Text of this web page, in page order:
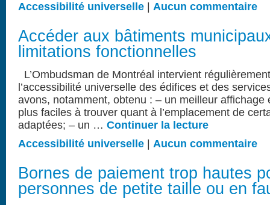
Accessibilité universelle
Aucun commentaire
Accéder aux bâtiments
limitations fonctionnelles
L’Ombudsman de Montréal intervient
l’accessibilité universelle des édifices et des
avons, notamment, obtenu : – un meilleur affichage
plus faciles à trouver quant à l’emplacement de
adaptées; – un … Continuer la lecture
Accessibilité universelle
Aucun commentaire
Bornes de paiement trop hautes
personnes de petite taille ou en